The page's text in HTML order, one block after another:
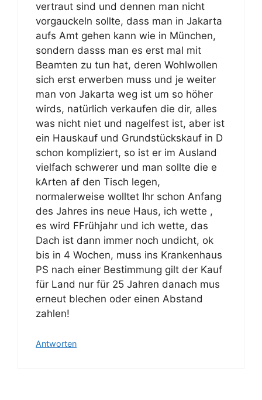
vertraut sind und dennen man nicht
vorgauckeln sollte, dass man in Jakarta
aufs Amt gehen kann wie in München,
sondern dasss man es erst mal mit
Beamten zu tun hat, deren Wohlwollen
sich erst erwerben muss und je weiter
man von Jakarta weg ist um so höher
wirds, natürlich verkaufen die dir, alles
was nicht niet und nagelfest ist, aber ist
ein Hauskauf und Grundstückskauf in D
schon kompliziert, so ist er im Ausland
vielfach schwerer und man sollte die e
kArten af den Tisch legen,
normalerweise wolltet Ihr schon Anfang
des Jahres ins neue Haus, ich wette ,
es wird FFrühjahr und ich wette, das
Dach ist dann immer noch undicht, ok
bis in 4 Wochen, muss ins Krankenhaus
PS nach einer Bestimmung gilt der Kauf
für Land nur für 25 Jahren danach mus
erneut blechen oder einen Abstand
zahlen!
Antworten